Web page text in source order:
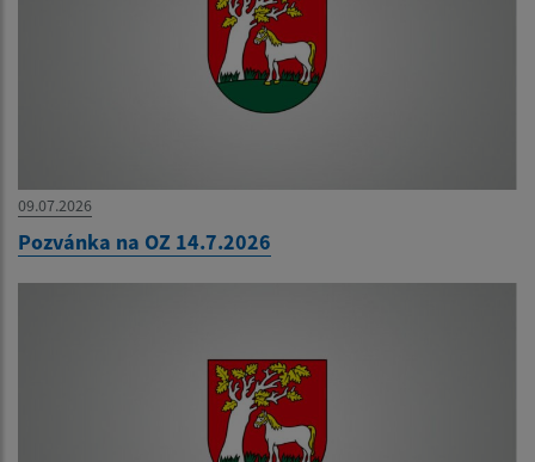
09.07.2026
Pozvánka na OZ 14.7.2026